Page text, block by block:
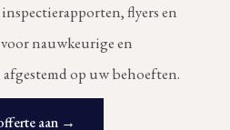
flyers en
nauwkeurige en
op uw behoeften.
aan →